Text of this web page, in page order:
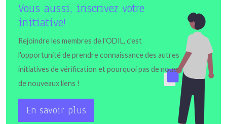
Vous aussi, inscrivez votre
initiative!
Rejoindre les membres de l'ODIL, c'est
l'opportunité de prendre connaissance des autres
initiatives de vérification et pourquoi pas de nouer
de nouveaux liens !
En savoir plus